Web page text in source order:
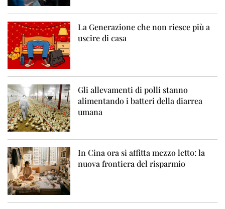
La Generazione che non riesce più a
uscire di casa
Gli allevamenti di polli stanno
alimentando i batteri della diarrea
umana
In Cina ora si affitta mezzo letto: la
nuova frontiera del risparmio